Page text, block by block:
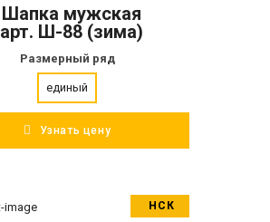
ПОДРОБНЕЕ
Шапка мужская
арт. Ш-88 (зима)
Размерный ряд
единый
Узнать цену
НСК